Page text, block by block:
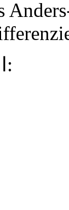
المؤلف / المؤلفة: